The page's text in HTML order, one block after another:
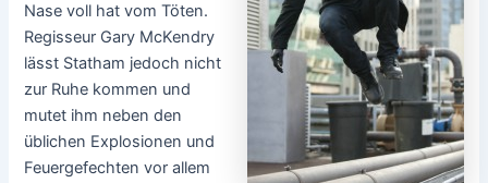
Nase voll hat vom Töten.
Regisseur Gary McKendry
lässt Statham jedoch nicht
zur Ruhe kommen und
mutet ihm neben den
üblichen Explosionen und
Feuergefechten vor allem